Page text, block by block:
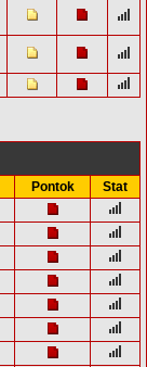
Pontok
Stat